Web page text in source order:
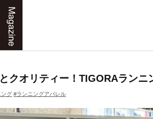
クオリティー！TIGORAランニ
ング #ランニングアパレル